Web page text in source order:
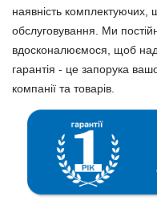
наявність
обслуговування. Ми
вдосконалюємося, щоб
гарантія - це запорука
компанії та товарів.